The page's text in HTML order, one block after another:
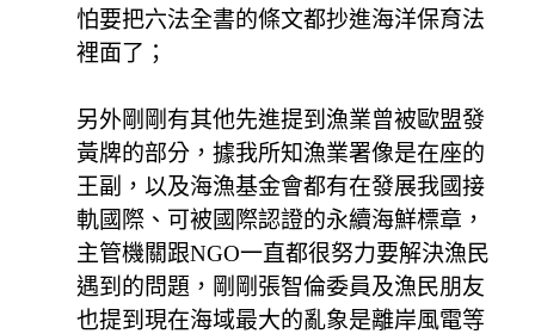
怕要把六法全書的條文都抄進海洋保育法
裡面了；
另外剛剛有其他先進提到漁業曾被歐盟發
黃牌的部分，據我所知漁業署像是在座的
王副，以及海漁基金會都有在發展我國接
軌國際、可被國際認證的永續海鮮標章，
主管機關跟NGO一直都很努力要解決漁民
遇到的問題，剛剛張智倫委員及漁民朋友
也提到現在海域最大的亂象是離岸風電等